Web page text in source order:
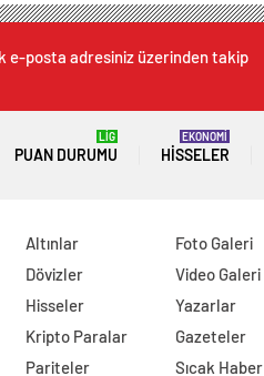
e-posta adresiniz üzerinden takip
PUAN DURUMU
LİG
HISSELER
EKONOMİ
Altınlar
Dövizler
Hisseler
Kripto Paralar
Pariteler
Foto Galeri
Video Galeri
Yazarlar
Gazeteler
Sıcak Haber